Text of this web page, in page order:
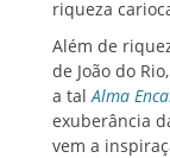
riqueza
Além de
de João do
a talAlma
exuberância
vem a